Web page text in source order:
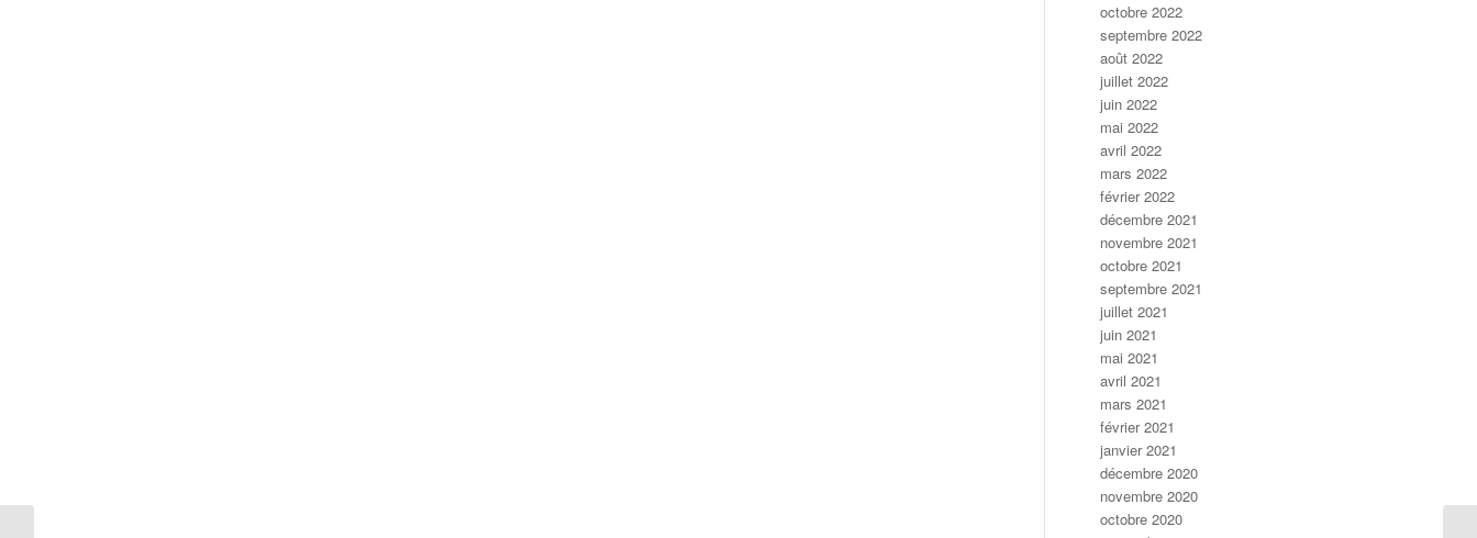
octobre 2022
septembre 2022
août 2022
juillet 2022
juin 2022
mai 2022
avril 2022
mars 2022
février 2022
décembre 2021
novembre 2021
octobre 2021
septembre 2021
juillet 2021
juin 2021
mai 2021
avril 2021
mars 2021
février 2021
janvier 2021
décembre 2020
novembre 2020
octobre 2020